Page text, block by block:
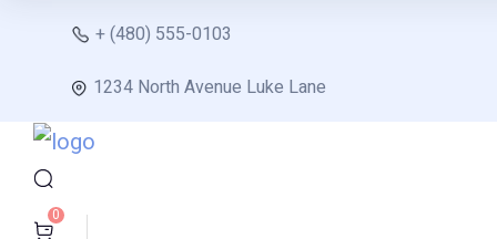
+ (480) 555-0103
1234 North Avenue Luke Lane
0